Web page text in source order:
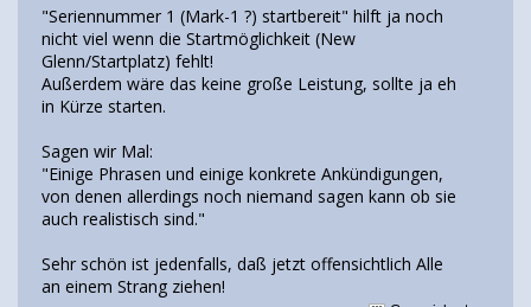
"Seriennummer 1 (Mark-1 ?) startbereit" hilft ja noch
nicht viel wenn die Startmöglichkeit (New
Glenn/Startplatz) fehlt!
Außerdem wäre das keine große Leistung, sollte ja eh
in Kürze starten.
Sagen wir Mal:
"Einige Phrasen und einige konkrete Ankündigungen,
von denen allerdings noch niemand sagen kann ob sie
auch realistisch sind."
Sehr schön ist jedenfalls, daß jetzt offensichtlich Alle
an einem Strang ziehen!